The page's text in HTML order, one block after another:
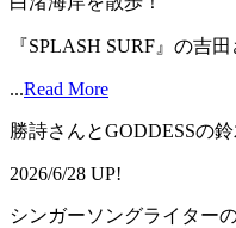
『SPLASH SURF』の吉
...Read More
勝詩さんとGODDESSの
2026/6/28 UP!
シンガーソングライター